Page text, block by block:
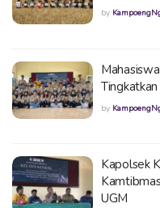
by
by
Kapolsek
UGM